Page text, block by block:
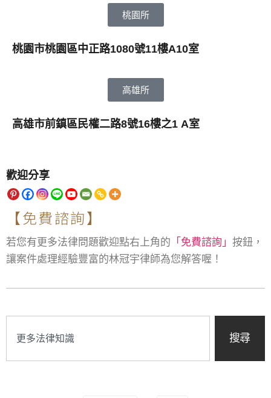
桃園所
桃園市桃園區中正路1080號11樓A10室
高雄所
高雄市前鎮區民權二路8號16樓之1 A室
歡迎分享
【免費諮詢】
若您有更多法律問題歡迎點右上角的 「免費諮詢」 按鈕，
讓案件處理經驗豐富的林冠宇律師為您解答喔！
搜尋